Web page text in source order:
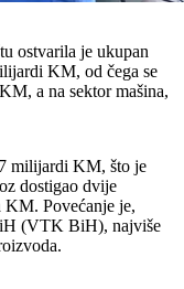
ostvarila je ukupan
KM, od čega se
a na sektor mašina,
milijardi KM, što je
dostigao dvije
Povećanje je,
(VTK BiH), najviše